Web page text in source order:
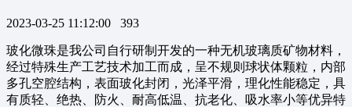
2023-03-25 11:12:00 393
玻化微珠是我公司自行研制开发的一种无机玻璃质矿物材料，
经过特殊生产工艺技术加工而成，呈不规则球状体颗粒，内部
多孔空腔结构，表面玻化封闭，光泽平滑，理化性能稳定，具
有质轻、绝热、防火、耐高低温、抗老化、吸水率小等优异特